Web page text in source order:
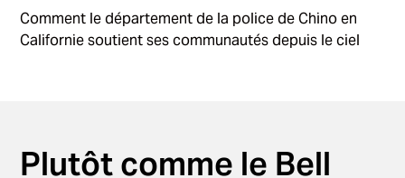
Comment le département de la police de Chino en
Californie soutient ses communautés depuis le ciel
Plutôt comme le Bell